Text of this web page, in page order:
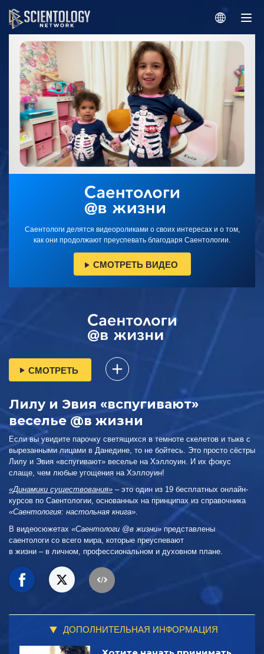
Саентологи делятся видеороликами о своих интересах и о том,
как они продолжают преуспевать благодаря Саентологии.
СМОТРЕТЬ ВИДЕО
СМОТРЕТЬ
Лилу и Эвия «вспугивают»
веселье @в жизни
Если вы увидите парочку светящихся в темноте скелетов и тыкв с
вырезанными лицами в Данедине, то не бойтесь. Это просто сёстры
Лилу и Эвия «вспугивают» веселье на Хэллоуин. И их фокус
слаще, чем любые угощения на Хэллоуин!
«Динамики существования» – это один из 19 бесплатных онлайн-
курсов по Саентологии, основанных на принципах из справочника
«Саентология: настольная книга».
В видеосюжетах «Саентологи @в жизни» представлены
саентологи со всего мира, которые преуспевают
в жизни – в личном,
профессиональном и духовном плане.
ДОПОЛНИТЕЛЬНАЯ ИНФОРМАЦИЯ